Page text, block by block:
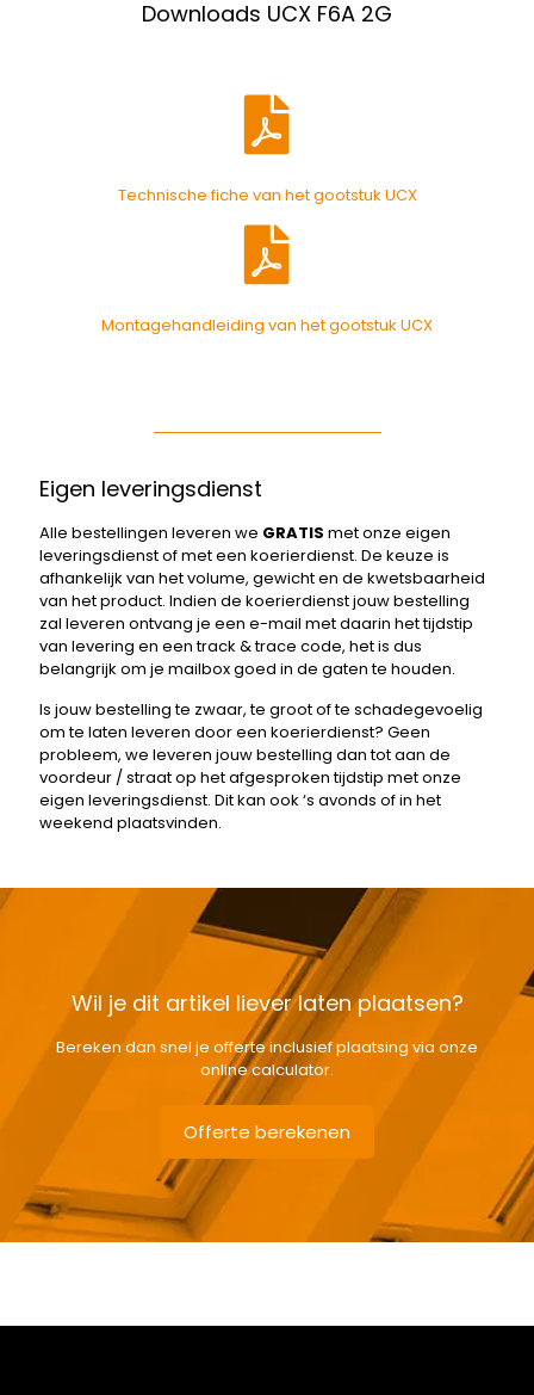
Downloads UCX F6A 2G
Technische fiche van het gootstuk UCX
Montagehandleiding van het gootstuk UCX
Eigen leveringsdienst
Alle bestellingen leveren we GRATIS met onze eigen
leveringsdienst of met een koerierdienst. De keuze is
afhankelijk van het volume, gewicht en de kwetsbaarheid
van het product. Indien de koerierdienst jouw bestelling
zal leveren ontvang je een e-mail met daarin het tijdstip
van levering en een track & trace code, het is dus
belangrijk om je mailbox goed in de gaten te houden.
Is jouw bestelling te zwaar, te groot of te schadegevoelig
om te laten leveren door een koerierdienst? Geen
probleem, we leveren jouw bestelling dan tot aan de
voordeur / straat op het afgesproken tijdstip met onze
eigen leveringsdienst. Dit kan ook ‘s avonds of in het
weekend plaatsvinden.
Wil je dit artikel liever laten plaatsen?
Bereken dan snel je offerte inclusief plaatsing via onze
online calculator.
Offerte berekenen